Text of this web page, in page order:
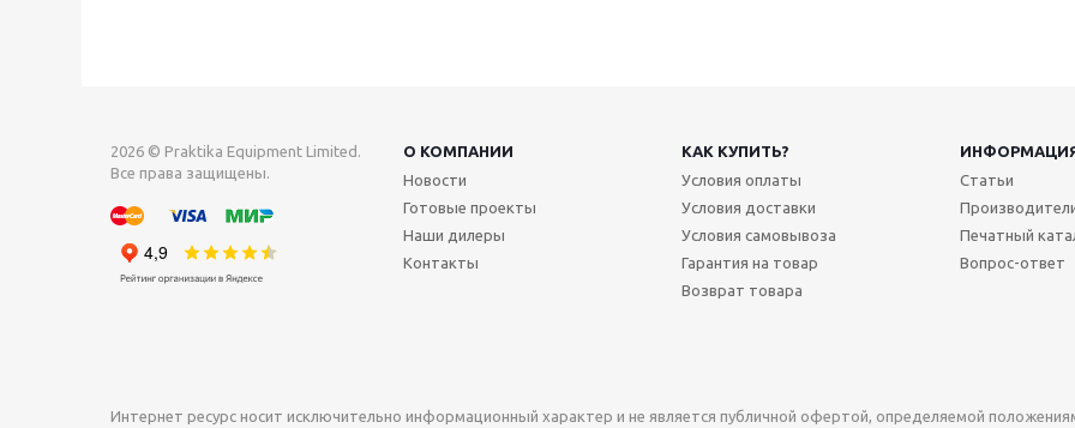
2026 © Praktika Equipment Limited.
Все права защищены.
О КОМПАНИИ КАК КУПИТЬ?
Новости
Готовые проекты
Наши дилеры
Контакты
Условия оплаты
Условия доставки
Условия самовывоза
Гарантия на товар
Возврат товара
Статьи
Печатный
Вопрос-ответ
Интернет ресурс носит исключительно информационный характер и не является публичной офертой, определяемой